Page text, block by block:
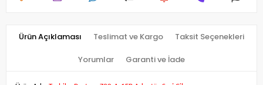
Ürün Açıklaması Teslimat ve Kargo Taksit Seçenekleri
Yorumlar Garanti ve İade